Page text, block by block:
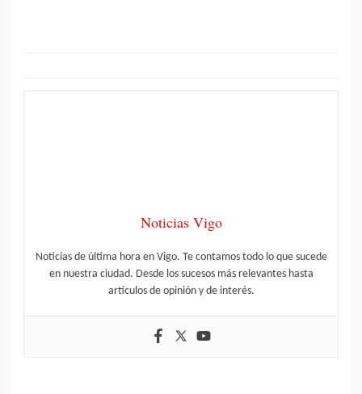
Noticias Vigo
Noticias de última hora en Vigo. Te contamos todo lo que sucede
en nuestra ciudad. Desde los sucesos más relevantes hasta
artículos de opinión y de interés.